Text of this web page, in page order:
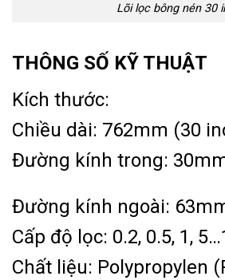
Lõi lọc bông nén 30
THÔNG SỐ KỸ THUẬT
Kích thước:
Chiều dài: 762mm (30
Đường kính trong:
Đường kính ngoài:
Cấp độ lọc: 0.2, 0.5, 1,
Chất liệu: Polypropylen